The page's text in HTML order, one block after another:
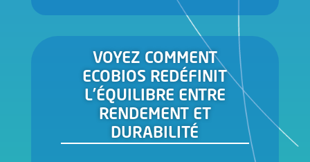
VOYEZ COMMENT
ECOBIOS REDÉFINIT
L’ÉQUILIBRE ENTRE
RENDEMENT ET
DURABILITÉ